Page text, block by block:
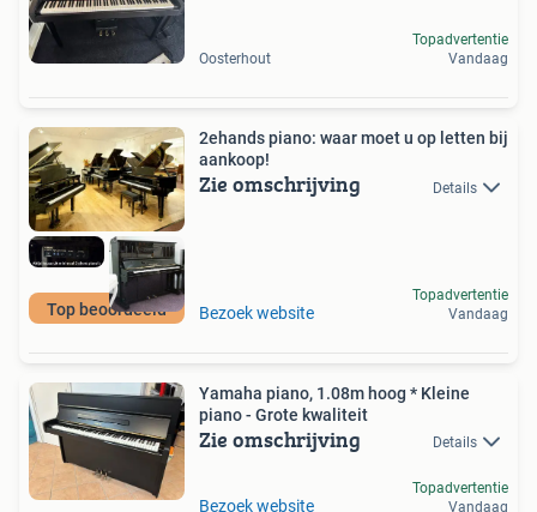
Oosterhout
Topadvertentie
Vandaag
Top beoordeeld
2ehands piano: waar moet u op letten bij
aankoop!
Zie omschrijving Details
Bezoek website
Topadvertentie
Vandaag
Yamaha piano, 1.08m hoog * Kleine
piano - Grote kwaliteit
Zie omschrijving Details
Bezoek website
Topadvertentie
Vandaag